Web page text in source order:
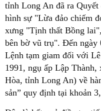
tỉnh Long An đã ra
hình sự "Lừa đảo chiếm
xưng "Tịnh thất Bồng
bên bờ vũ trụ". Đến ngày
Lệnh tạm giam đối với
1991, ngụ ấp Lập
Hòa, tỉnh Long An) về
sản” quy định tại khoản